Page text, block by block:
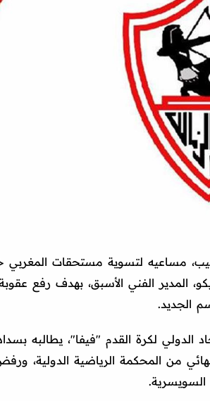
مساعيه لتسوية مستحقات المغربي
المدير الفني الأسبق، بهدف رفع
الجديد.
الدولي لكرة القدم "فيفا"، يطالبه
من المحكمة الرياضية الدولية،
السويسرية.